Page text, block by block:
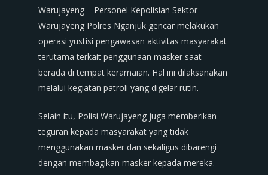
Warujayeng – Personel Kepolisian Sektor
Warujayeng Polres Nganjuk gencar melakukan
operasi yustisi pengawasan aktivitas masyarakat
terutama terkait penggunaan masker saat
berada di tempat keramaian. Hal ini dilaksanakan
melalui kegiatan patroli yang digelar rutin.
Selain itu, Polisi Warujayeng juga memberikan
teguran kepada masyarakat yang tidak
menggunakan masker dan sekaligus dibarengi
dengan membagikan masker kepada mereka.